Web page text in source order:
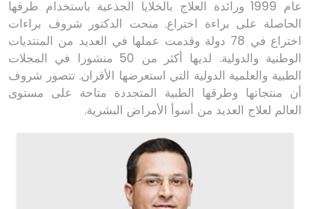
عام 1999 ورائدة العلاج بالخلايا الجذعية باستخدام طرقها
الحاصلة على براءة اختراع. منحت الدكتور شروف براءات
اختراع في 78 دولة وقدمت عملها في العديد من المنتديات
الوطنية والدولية. لديها أكثر من 50 منشورا في المجلات
الطبية والعلمية الدولية التي استعرضها الأقران. تتصور شروف
أن منتجاتها وطرقها الطبية المتجددة متاحة على مستوى
العالم لعلاج العديد من أسوأ الأمراض البشرية.